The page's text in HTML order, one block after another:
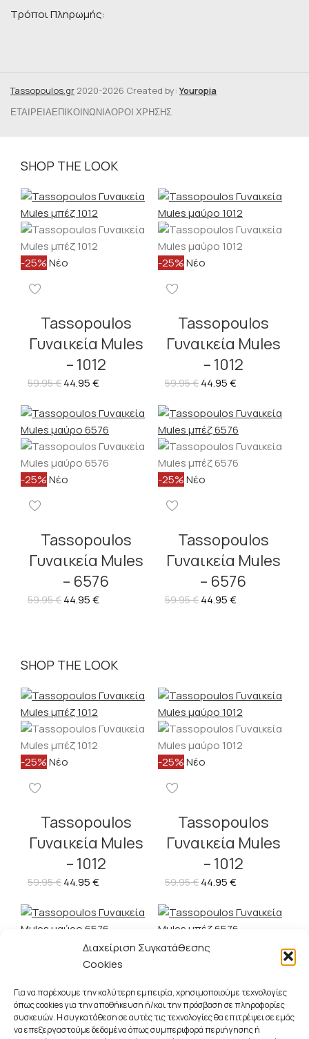
Διαχείριση Συγκατάθεσης
Cookies
Για να παρέχουμε την καλύτερη εμπειρία, χρησιμοποιούμε τεχνολογίες
όπως cookies για την αποθήκευση ή/και την πρόσβαση σε πληροφορίες
συσκευών. Η συγκατάθεση σε αυτές τις τεχνολογίες θα επιτρέψει σε εμάς
να επεξεργαστούμε δεδομένα όπως συμπεριφορά περιήγησης ή
Τρόποι Πληρωμής:
Tassopoulos.gr 2020-2026 Created by:Youropia
ΕΤΑΙΡΕΊΑΕΠΙΚΟΙΝΩΝΊΑΌΡΟΙ ΧΡΉΣΗΣ
SHOP THE LOOK
-25%Νέο
Tassopoulos
Γυναικεία Mules
– 1012
59.95€ 44.95€
-25%Νέο
Tassopoulos
Γυναικεία Mules
– 1012
59.95€ 44.95€
-25%Νέο
Tassopoulos
Γυναικεία Mules
– 6576
59.95€ 44.95€
-25%Νέο
Tassopoulos
Γυναικεία Mules
– 6576
59.95€ 44.95€
SHOP THE LOOK
-25%Νέο
Tassopoulos
Γυναικεία Mules
– 1012
59.95€ 44.95€
-25%Νέο
Tassopoulos
Γυναικεία Mules
– 1012
59.95€ 44.95€